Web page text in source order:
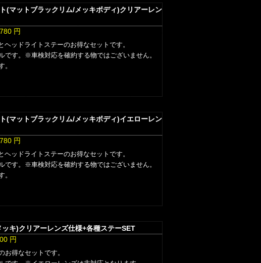
(マットブラックリム/メッキボディ)クリアーレン
円
ッドライトステーのお得なセットです。
です。※車検対応を確約する物ではございません。
(マットブラックリム/メッキボディ)イエローレン
円
ッドライトステーのお得なセットです。
です。※車検対応を確約する物ではございません。
キ)クリアーレンズ仕様+各種ステーSET
円
得なセットです。